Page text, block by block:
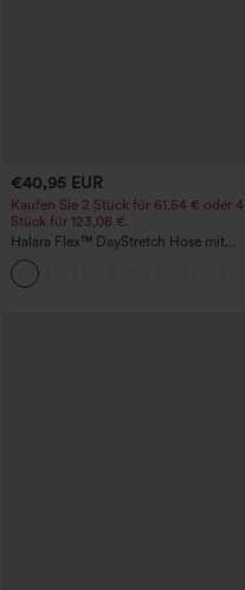
€40,95 EUR
Kaufen Sie 2 Stück für 61,54 € oder 4
Stück für 123,08 €.
Halara Flex™ DayStretch Hose mit
mittlerer Bundhöhe, seitlicher
Reißverschlusstasche und
Work‑Flare‑Schnitt